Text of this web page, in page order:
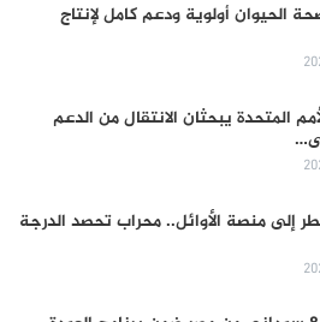
الحيوان أولوية ودعم كامل لإنتاج
المتحدة يبحثان الانتقال من الدعم
إلى منصة الأوائل.. محراب تحصد الدرجة